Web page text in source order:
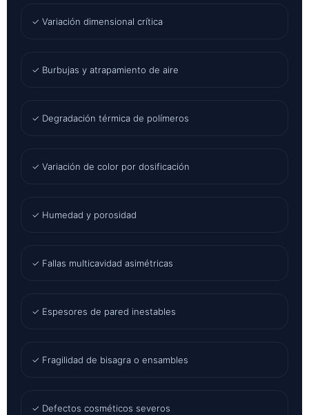
✓ Variación dimensional crítica
✓ Burbujas y atrapamiento de aire
✓ Degradación térmica de polímeros
✓ Variación de color por dosificación
✓ Humedad y porosidad
✓ Fallas multicavidad asimétricas
✓ Espesores de pared inestables
✓ Fragilidad de bisagra o ensambles
✓ Defectos cosméticos severos